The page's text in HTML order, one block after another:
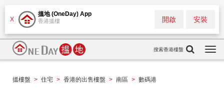
X
搵地 (OneDay) App
香港搵樓 安裝
開啟
搜索香港樓盤
搵樓盤 > 住宅 > 香港的出售樓盤 > 南區 > 數碼港